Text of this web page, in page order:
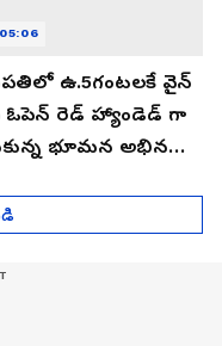
ఉ.5గంటలకే వైన్
రెడ్ హ్యాండెడ్ గా
భూమన అభినయ్|
05:06